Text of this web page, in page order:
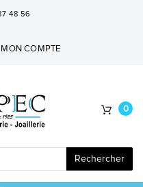
48 56
MON COMPTE
Rechercher
0